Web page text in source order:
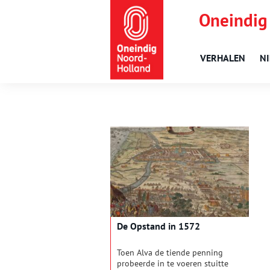
VERHALEN
De Opstand in 1572
Toen Alva de tiende penning
probeerde in te voeren stuitte